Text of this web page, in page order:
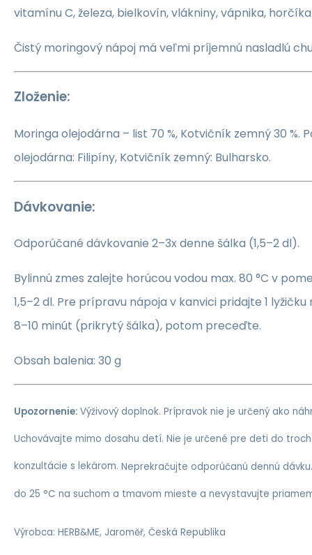
vitamínu C, železa, bielkovín, vlákniny, vápnika,
Čistý moringový nápoj má veľmi príjemnú nasladlú
Zloženie:
Moringa olejodárna – list 70 %, Kotvičník zemný 30 %.
olejodárna: Filipíny, Kotvičník zemný: Bulharsko.
Dávkovanie:
Odporúčané dávkovanie 2–3x denne šálka (1,5–2 dl).
Bylinnú zmes zalejte horúcou vodou max. 80 °C v
1,5–2 dl. Pre prípravu nápoja v kanvici pridajte 1
8–10 minút (prikrytý šálka), potom preceďte.
Obsah balenia: 30 g
Upozornenie: Výživový doplnok. Prípravok nie je určený ako
Uchovávajte mimo dosahu detí. Nie je určené pre deti do
konzultácie s lekárom. Neprekračujte odporúčanú dennú
do 25 °C na suchom a tmavom mieste a nevystavujte
Výrobca: HERB&ME, Jaroměř, Česká Republika